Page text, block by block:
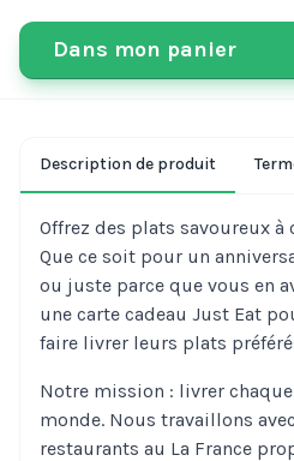
Dans mon panier
Description de produit
Offrez des plats savoureux à
Que ce soit pour un
ou juste parce que vous en
une carte cadeau Just Eat
faire livrer leurs plats
Notre mission : livrer
monde. Nous travaillons
restaurants au La France